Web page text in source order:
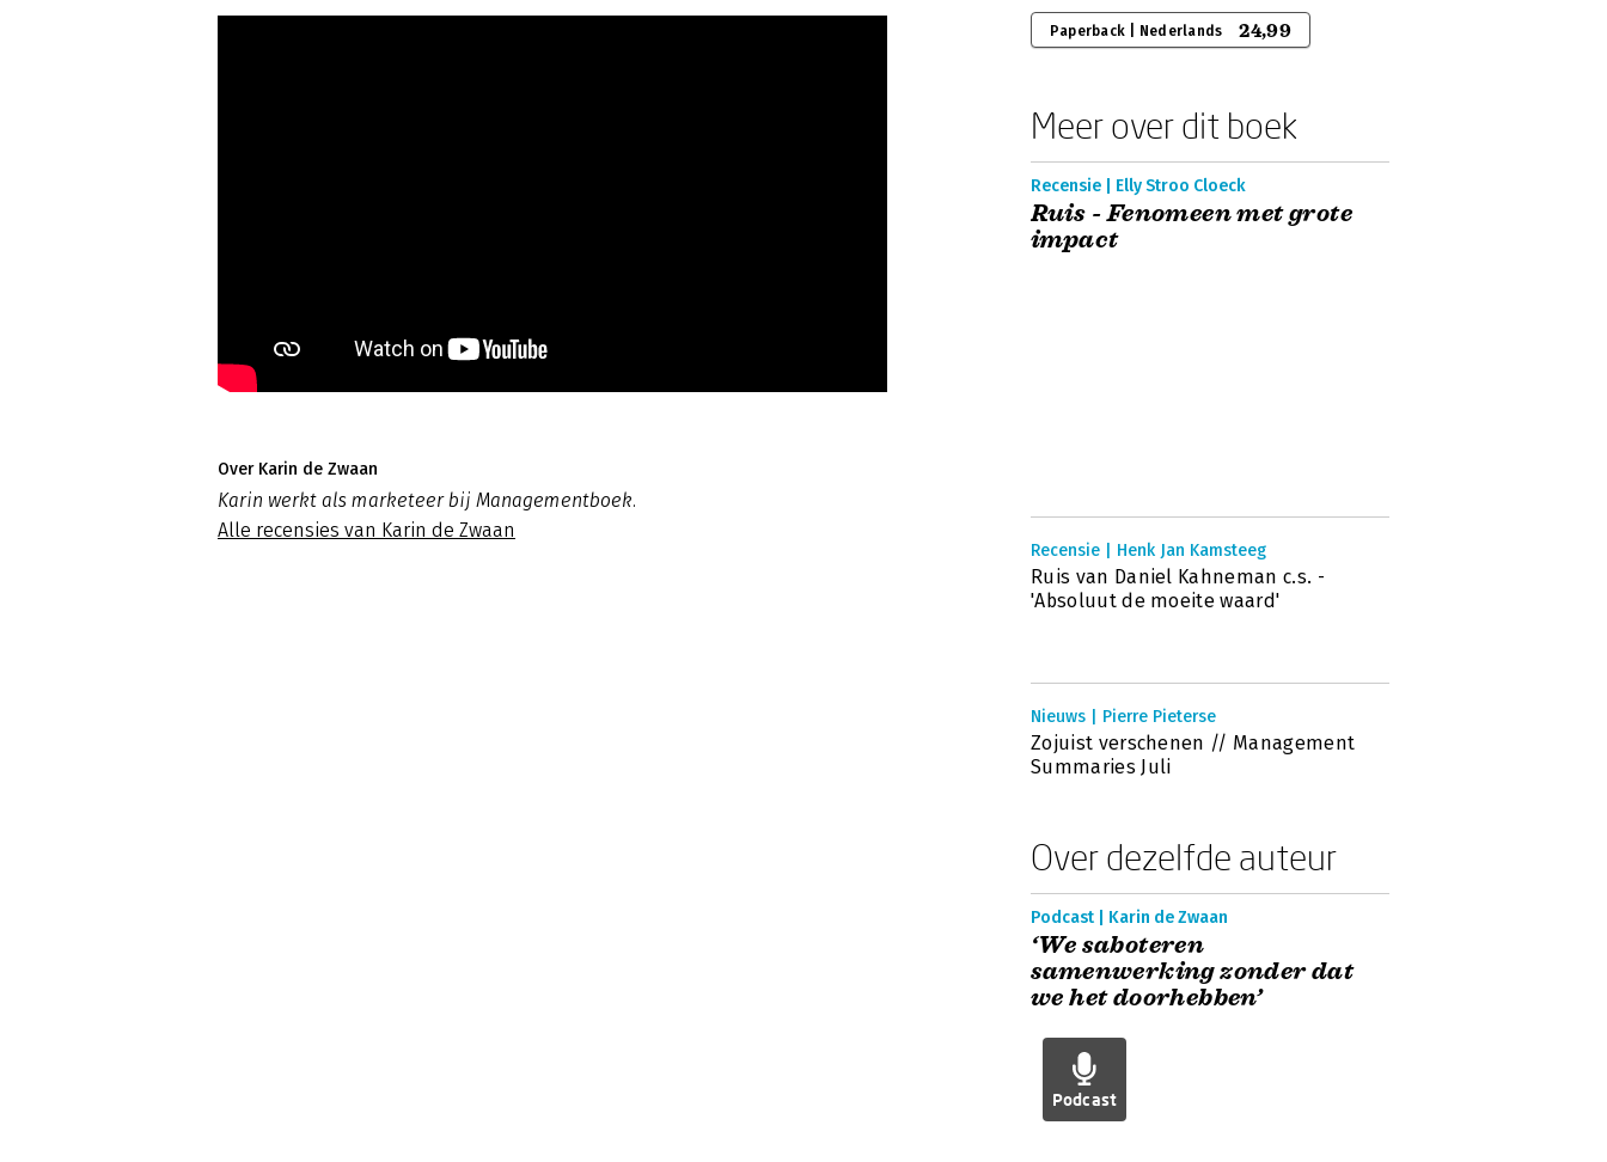
Over Karin de Zwaan
Karin werkt als marketeer bij Managementboek.
Alle recensies van Karin de Zwaan
Paperback | Nederlands 24,99
Meer over dit boek
Recensie | Elly Stroo Cloeck
Ruis - Fenomeen met grote
impact
Recensie | Henk Jan Kamsteeg
Ruis van Daniel Kahneman c.s. -
'Absoluut de moeite waard'
Nieuws | Pierre Pieterse
Zojuist verschenen // Management
Summaries Juli
Over dezelfde auteur
Podcast | Karin de Zwaan
‘We saboteren
samenwerking zonder dat
we het doorhebben’
Podcast